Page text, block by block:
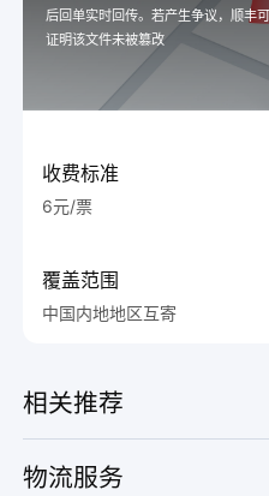
后回单实时回传。若产生争议，顺丰
证明该文件未被篡改
收费标准
6元/票
覆盖范围
中国内地地区互寄
相关推荐
物流服务